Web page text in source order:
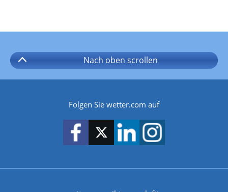
Nach oben scrollen
Folgen Sie wetter.com auf